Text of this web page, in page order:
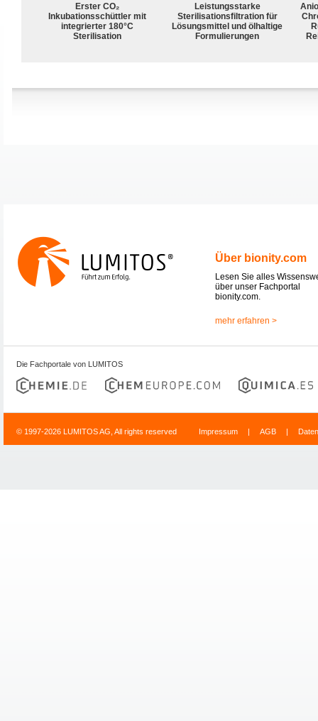
Erster CO₂
Inkubationsschüttler mit
integrierter 180°C
Sterilisation
Leistungsstarke
Sterilisationsfiltration für
Lösungsmittel und ölhaltige
Formulierungen
Über bionity.com
Lesen Sie alles
über unser Fachportal
bionity.com.
mehr erfahren >
Die Fachportale von LUMITOS
© 1997-2026 LUMITOS AG, All rights reserved Impressum | AGB |